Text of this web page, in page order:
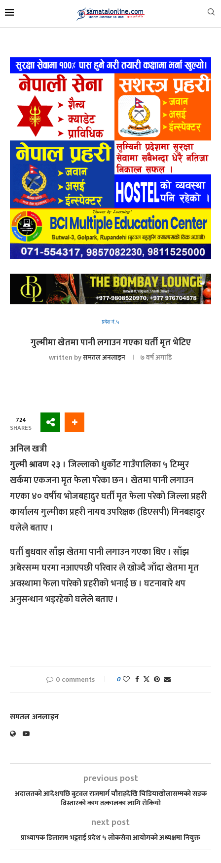
प्रदेश नं. ५
गुल्मीमा खेतमा पानी लगाउन गएका घर्ती मृत भेटिए
written byसमतल अनलाइन ७ वर्ष अगाडि
724
SHARES
अनिल खत्री
गुल्मी श्रावण २३ । जिल्लाको धुर्कोट गाउँपालिका ५ टिम्मुर
खर्कमा एकजना मृत फेला परेका छन । खेतमा पानी लगाउन
गएका ४० वर्षीय भोजबहादुर घर्ती मृत फेला परेको जिल्ला प्रहरी
कार्यालय गुल्मीका प्रहरी नायव उपरिक्षक (डिएसपी) मिनबहादुर
घलेले बताए ।
घर्ती बुधवार साँझ खेतमा पानी लगाउन गएका थिए । साँझ
अबेरसम्म घरमा नआएपछी परिवार ले खोज्दै जाँदा खेतमा मृत
अवस्थामा फेला पारेको प्रहरीको भनाई छ । घटनाबारे थप
अनुसन्धान भइरहेको घलेले बताए ।
0 comments 0
समतल अनलाइन
previous post
अदालतको आदेशपछि बुटवल राजमार्ग चौराहदेखि चिडियाखोलासम्मको सडक
विस्तारको काम तत्कालका लागि रोकियो
next post
प्राध्यापक डिलाराम भट्टराई प्रदेश ५ लोकसेवा आयोगको अध्यक्षमा नियुक्त